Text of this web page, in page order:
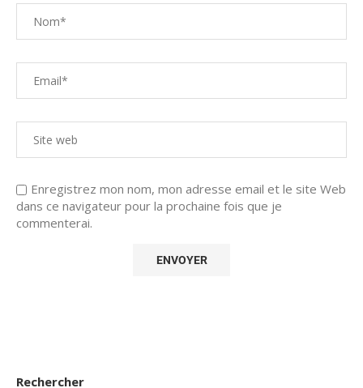
Enregistrez mon nom, mon adresse email et le site Web
dans ce navigateur pour la prochaine fois que je
commenterai.
Rechercher